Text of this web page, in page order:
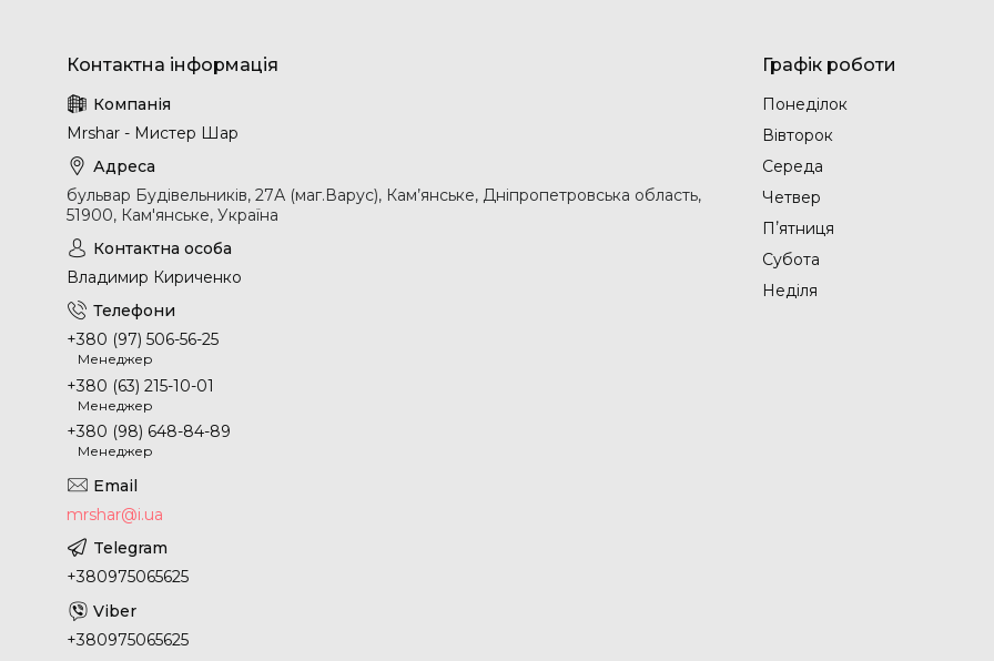
Mrshar - Мистер Шар
бульвар Будівельників, 27А (маг.Варус), Кам’янське, Дніпропетровська область,
51900, Кам'янське, Україна
Владимир Кириченко
+380 (97) 506-56-25
Менеджер
+380 (63) 215-10-01
Менеджер
+380 (98) 648-84-89
Менеджер
mrshar@i.ua
+380975065625
+380975065625
Графік роботи
Понеділок
Вівторок
Середа
Четвер
Пʼятниця
Субота
Неділя